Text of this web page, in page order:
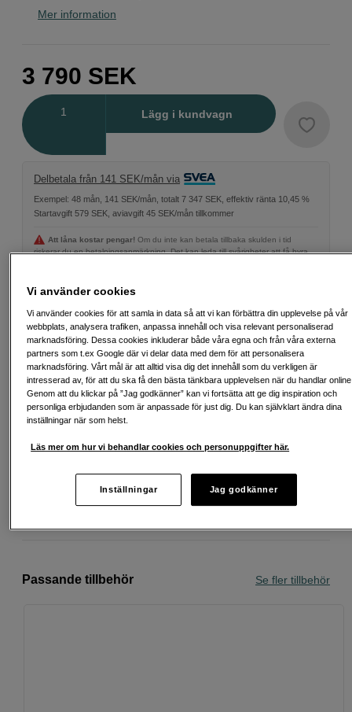
Mer information
3 790 SEK
Lägg i kundvagn
Delbetala från 141 SEK/mån via
Exempel: 48 mån, 141 SEK/mån, totalt 7 347 SEK, effektiv ränta 10,45 %
Startavgift 579 SEK, aviavgift 45 SEK/mån tillkommer
Att låna kostar pengar! Om du inte kan betala tillbaka skulden i tid
riskerar du en betalningsanmärkning. Det kan leda till svårigheter att få hyra
konsumentverket.se (öppnas i ny flik)
Energiklass
Produktblad
Fri frakt vid köp över 1 500 kronor
Köp nu och betala inom 30 dagar
Personlig service och expertrådgivning
Passande tillbehör Se fler tillbehör
Vi använder cookies
Vi använder cookies för att samla in data så att vi kan förbättra din upplevelse på vår
webbplats, analysera trafiken, anpassa innehåll och visa relevant personaliserad
marknadsföring. Dessa cookies inkluderar både våra egna och från våra externa
partners som t.ex Google där vi delar data med dem för att personalisera
marknadsföring. Vårt mål är att alltid visa dig det innehåll som du verkligen är
intresserad av, för att du ska få den bästa tänkbara upplevelsen när du handlar
Genom att du klickar på ”Jag godkänner” kan vi fortsätta att ge dig inspiration och
personliga erbjudanden som är anpassade för just dig. Du kan självklart ändra dina
inställningar när som helst.
Läs mer om hur vi behandlar cookies och personuppgifter här.
Inställningar Jag godkänner